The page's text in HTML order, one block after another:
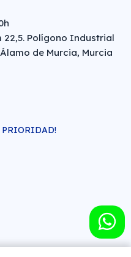
22,5. Polígono Industrial
de Murcia, Murcia
PRIORIDAD!